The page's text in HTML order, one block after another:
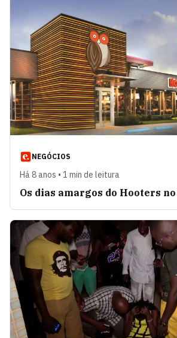
NEGÓCIOS
Há 8 anos • 1 min de leitura
Os dias amargos do Hooters